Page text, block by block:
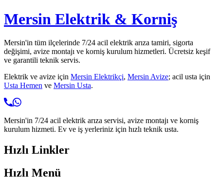
Mersin Elektrik & Korniş
Mersin'in tüm ilçelerinde 7/24 acil elektrik arıza tamiri, sigorta
değişimi, avize montajı ve korniş kurulum hizmetleri. Ücretsiz keşif
ve garantili teknik servis.
Elektrik ve avize için Mersin Elektrikçi, Mersin Avize; acil usta için
Usta Hemen ve Mersin Usta.
Mersin'in 7/24 acil elektrik arıza servisi, avize montajı ve korniş
kurulum hizmeti. Ev ve iş yerleriniz için hızlı teknik usta.
Hızlı Linkler
Hızlı Menü